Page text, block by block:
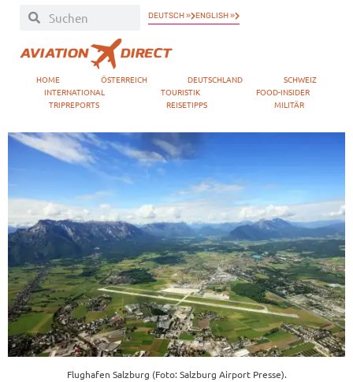
DEUTSCH » ENGLISH »
HOME ÖSTERREICH DEUTSCHLAND
SCHWEIZ
INTERNATIONAL
TOURISTIK
FOOD-INSIDER
TRIPREPORTS
REISETIPPS MILITÄR
Flughafen Salzburg (Foto: Salzburg Airport Presse).